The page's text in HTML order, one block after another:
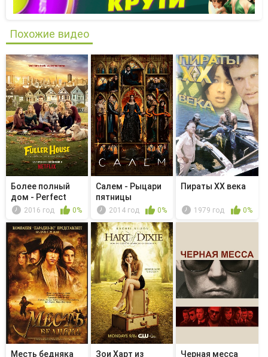
Похожие видео
Более полный
дом - Perfect
Sons2016 год 0%
Салем - Рыцари
пятницы
2014 год 0%
Пираты ХХ века
1979 год 0%
Месть бедняка
Зои Харт из
Чeрная месса